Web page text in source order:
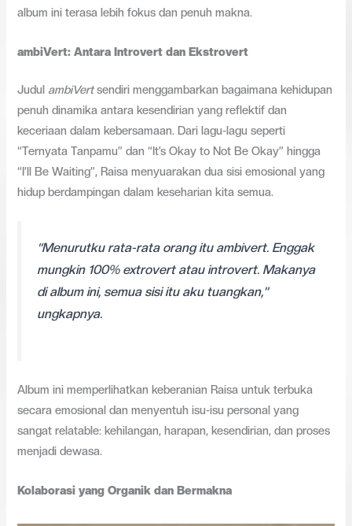
album ini terasa lebih fokus dan penuh makna.
ambiVert: Antara Introvert dan Ekstrovert
Judul ambiVertsendiri menggambarkan bagaimana kehidupan
penuh dinamika antara kesendirian yang reflektif dan
keceriaan dalam kebersamaan. Dari lagu-lagu seperti
“Ternyata Tanpamu” dan “It’s Okay to Not Be Okay” hingga
“I’ll Be Waiting”, Raisa menyuarakan dua sisi emosional yang
hidup berdampingan dalam keseharian kita semua.
“Menurutku rata-rata orang itu ambivert. Enggak
mungkin 100% extrovert atau introvert. Makanya
di album ini, semua sisi itu aku tuangkan,”
ungkapnya.
Album ini memperlihatkan keberanian Raisa untuk terbuka
secara emosional dan menyentuh isu-isu personal yang
sangat relatable: kehilangan, harapan, kesendirian, dan proses
menjadi dewasa.
Kolaborasi yang Organik dan Bermakna